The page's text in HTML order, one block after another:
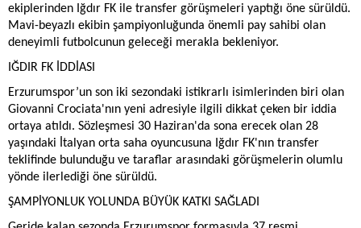
ekiplerinden Iğdır FK ile transfer görüşmeleri yaptığı öne sürüldü.
Mavi-beyazlı ekibin şampiyonluğunda önemli pay sahibi olan
deneyimli futbolcunun geleceği merakla bekleniyor.
IĞDIR FK İDDİASI
Erzurumspor’un son iki sezondaki istikrarlı isimlerinden biri olan
Giovanni Crociata'nın yeni adresiyle ilgili dikkat çeken bir iddia
ortaya atıldı. Sözleşmesi 30 Haziran'da sona erecek olan 28
yaşındaki İtalyan orta saha oyuncusuna Iğdır FK'nın transfer
teklifinde bulunduğu ve taraflar arasındaki görüşmelerin olumlu
yönde ilerlediği öne sürüldü.
ŞAMPİYONLUK YOLUNDA BÜYÜK KATKI SAĞLADI